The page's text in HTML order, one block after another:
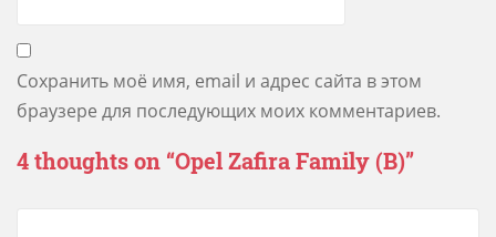
Сохранить моё имя, email и адрес сайта в этом
браузере для последующих моих комментариев.
4 thoughts on “Opel Zafira Family (B)”